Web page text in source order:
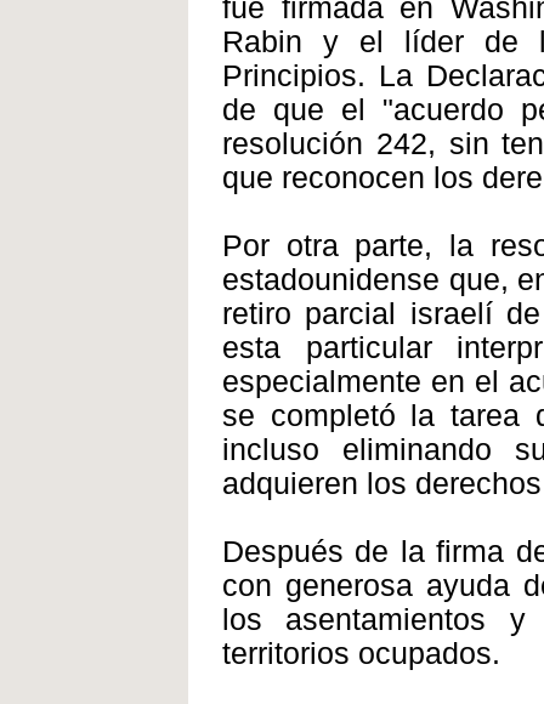
fue firmada en
Rabin y el líder de
Principios. La
de que el "acuerdo
resolución 242, sin
que reconocen los
Por otra parte, la
estadounidense que,
retiro parcial israelí
esta particular
especialmente en el
se completó la tarea
incluso eliminando
adquieren los
Después de la firma
con generosa ayuda
los asentamientos
territorios ocupados.